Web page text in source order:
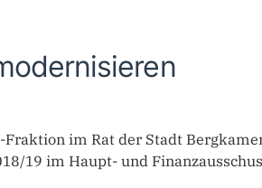
im Rat der Stadt
19 im Haupt- und